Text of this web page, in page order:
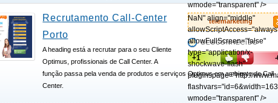
wmode="transparent" />
telemarketing
NaN" align="middle"
allowFullScreen="false"
type="application/x-
shockwave-flash"
pluginspage="http://
wmode="transparent" />
DESCONHECIDO
+1
Recrutamento Call-Center
Porto
A heading está a recrutar para o seu Cliente
Optimus, profissionais de Call Center. A
função passa pela venda de produtos e serviços Optimus em ambiente de Call
Center.